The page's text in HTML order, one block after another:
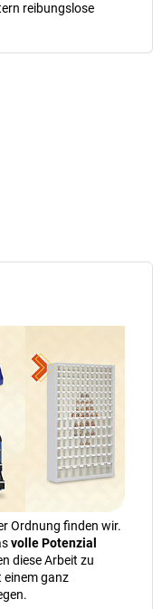
reibungslose
Ordnung finden wir.
volle Potenzial
diese Arbeit zu
einem ganz